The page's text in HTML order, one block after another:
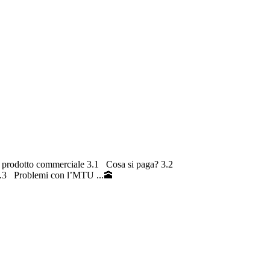
commerciale 3.1 Cosa si paga? 3.2
Problemi con l’MTU ...🕋